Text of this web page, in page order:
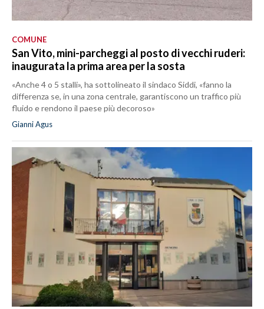
COMUNE
San Vito, mini-parcheggi al posto di vecchi ruderi:
inaugurata la prima area per la sosta
«Anche 4 o 5 stalli», ha sottolineato il sindaco Siddi, «fanno la
differenza se, in una zona centrale, garantiscono un traffico più
fluido e rendono il paese più decoroso»
Gianni Agus